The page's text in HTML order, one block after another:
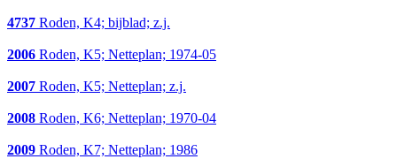
4737 Roden, K4; bijblad; z.j.
2006 Roden, K5; Netteplan; 1974-05
2007 Roden, K5; Netteplan; z.j.
2008 Roden, K6; Netteplan; 1970-04
2009 Roden, K7; Netteplan; 1986